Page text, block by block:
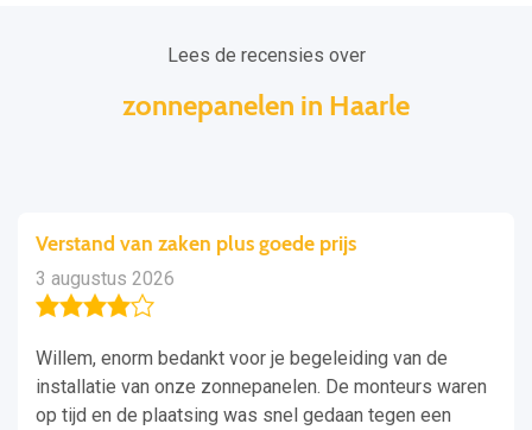
Lees de recensies over
zonnepanelen in Haarle
Verstand van zaken plus goede prijs
3 augustus 2026
Willem, enorm bedankt voor je begeleiding van de
installatie van onze zonnepanelen. De monteurs waren
op tijd en de plaatsing was snel gedaan tegen een